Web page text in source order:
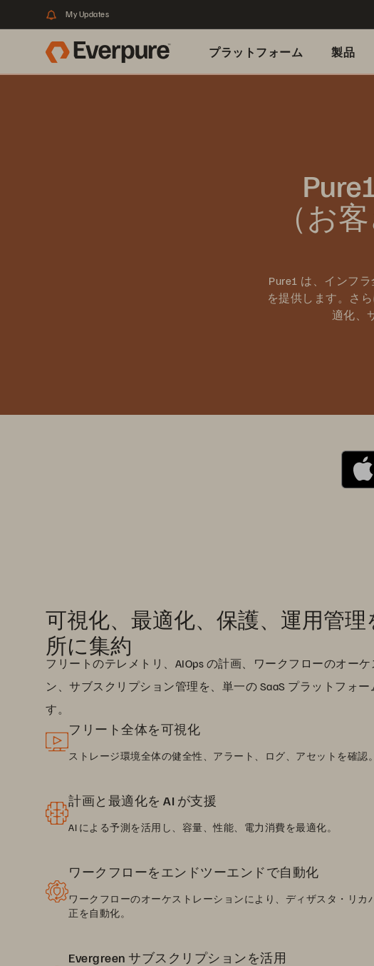
My Updates
プラットフォーム 製品
（お
Pure1 は、インフ
を提供します。さ
適化、
可視化、最適化、保護、運用管理
所に集約
フリートのテレメトリ、AIOps の計画、ワークフローのオーケ
ン、サブスクリプション管理を、単一の SaaS プラットフォー
す。
フリート全体を可視化
ストレージ環境全体の健全性、アラート、ログ、アセットを確認。
計画と最適化を AI が支援
AI による予測を活用し、容量、性能、電力消費を最適化。
ワークフローをエンドツーエンドで自動化
ワークフローのオーケストレーションにより、ディザスタ・リカ
正を自動化。
Evergreen サブスクリプションを活用